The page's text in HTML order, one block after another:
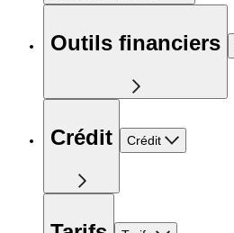
Outils financiers
Crédit Crédit